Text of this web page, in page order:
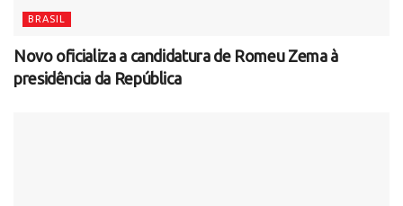
BRASIL
Novo oficializa a candidatura de Romeu Zema à
presidência da República